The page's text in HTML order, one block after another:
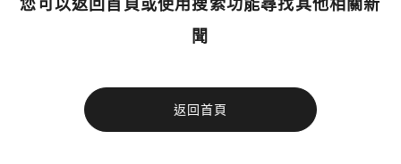
聞
返回首頁
今日熱門
使用以下帳號繼續
您已閒置5分鐘，請點擊關閉按鈕或空白處，即可回到加密
今日熱門